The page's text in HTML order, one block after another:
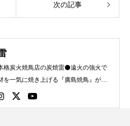
次の記事
格炭火焼鳥店の炭焼雷⚫️遠火の強火で
を一気に焼き上げる『廣島焼鳥』が自